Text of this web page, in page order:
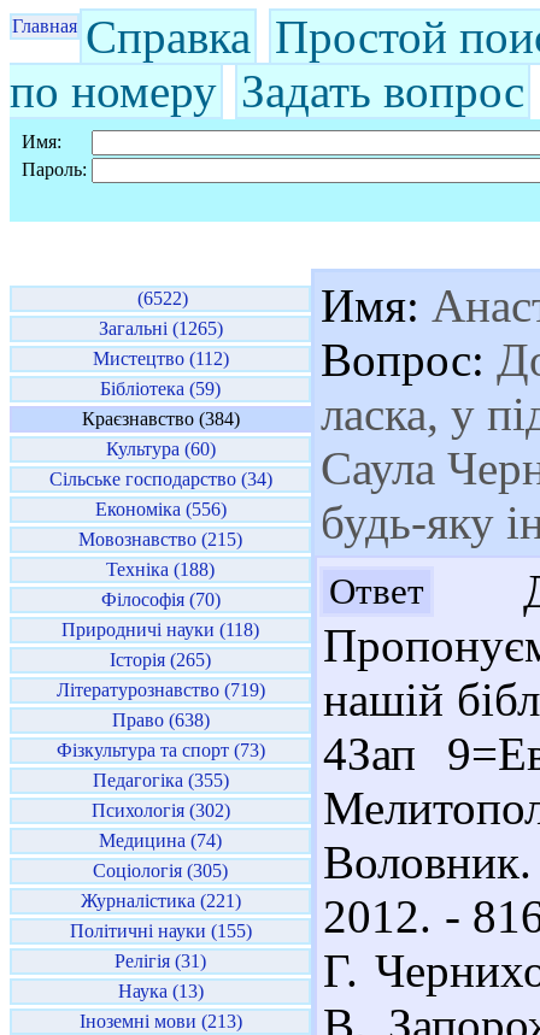
Главная Справка Простой
по номеру Задать вопрос
Имя:
Пароль:
(6522)
Загальні (1265)
Мистецтво (112)
Бібліотека (59)
Краєзнавство (384)
Культура (60)
Сільське господарство (34)
Економіка (556)
Мовознавство (215)
Техніка (188)
Філософія (70)
Природничі науки (118)
Історія (265)
Літературознавство (719)
Право (638)
Фізкультура та спорт (73)
Педагогіка (355)
Психологія (302)
Медицина (74)
Соціологія (305)
Журналістика (221)
Політичні науки (155)
Релігія (31)
Наука (13)
Іноземні мови (213)
Имя:
Вопрос:
ласка, у
Саула
будь-яку
Ответ
нашій
4Зап
2012. -
Г.